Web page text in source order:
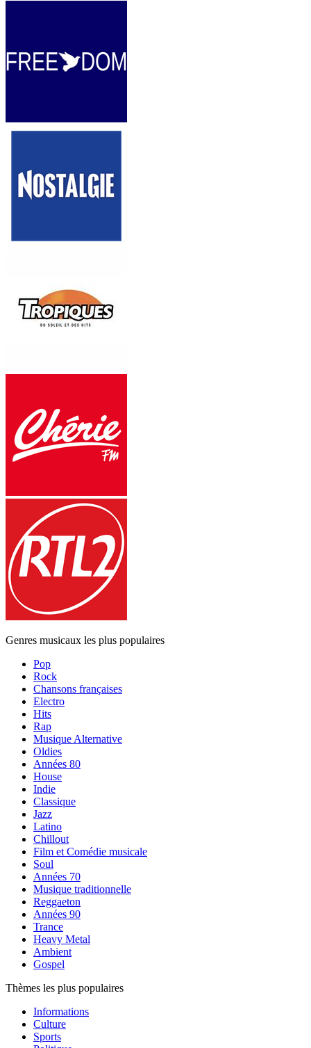
Genres musicaux les plus populaires
Pop
Rock
Chansons françaises
Electro
Hits
Rap
Musique Alternative
Oldies
Années 80
House
Indie
Classique
Jazz
Latino
Chillout
Film et Comédie musicale
Soul
Années 70
Musique traditionnelle
Reggaeton
Années 90
Trance
Heavy Metal
Ambient
Gospel
Thèmes les plus populaires
Informations
Culture
Sports